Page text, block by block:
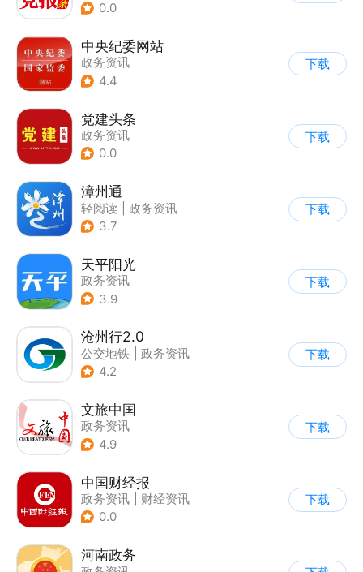
0.0
中央纪委网站
政务资讯
4.4
下载
党建头条
政务资讯
0.0
下载
漳州通
轻阅读
政务资讯
3.7
下载
天平阳光
政务资讯
3.9
下载
沧州行2.0
公交地铁
政务资讯
4.2
下载
文旅中国
政务资讯
4.9
下载
中国财经报
政务资讯
财经资讯
0.0
下载
河南政务